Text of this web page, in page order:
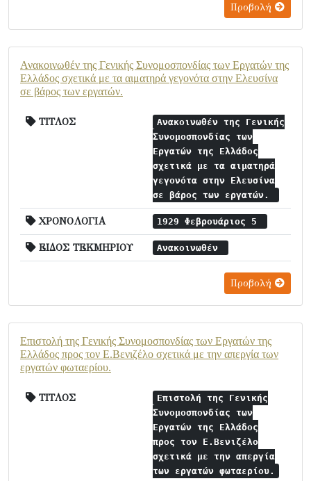
Προβολή
Ανακοινωθέν της Γενικής Συνομοσπονδίας των Εργατών της
Ελλάδος σχετικά με τα αιματηρά γεγονότα στην Ελευσίνα
σε βάρος των εργατών.
ΤΙΤΛΟΣ
Ανακοινωθέν της Γενικής
Συνομοσπονδίας των
Εργατών της Ελλάδος
σχετικά με τα αιματηρά
γεγονότα στην Ελευσίνα
σε βάρος των εργατών.
ΧΡΟΝΟΛΟΓΙΑ 1929 Φεβρουάριος 5
ΕΙΔΟΣ ΤΕΚΜΗΡΙΟΥ Ανακοινωθέν
Προβολή
Επιστολή της Γενικής Συνομοσπονδίας των Εργατών της
Ελλάδος προς τον Ε.Βενιζέλο σχετικά με την απεργία των
εργατών φωταερίου.
ΤΙΤΛΟΣ
Επιστολή της Γενικής
Συνομοσπονδίας των
Εργατών της Ελλάδος
προς τον Ε.Βενιζέλο
σχετικά με την απεργία
των εργατών φωταερίου.